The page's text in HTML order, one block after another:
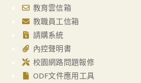
教育雲信箱
教職員工信箱
請購系統
內控聲明書
校園網路問題報修
ODF文件應用工具